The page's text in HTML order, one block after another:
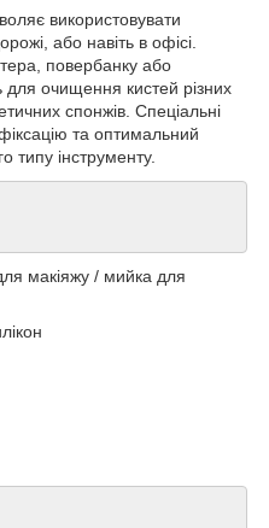
використовувати
або навіть в офісі.
повербанку або
для очищення кистей різних
спонжів. Спеціальні
та оптимальний
типу інструменту.
макіяжу / мийка для